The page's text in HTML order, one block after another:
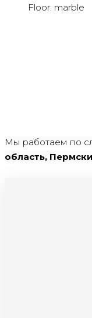
Floor: marble
Мы работаем по
область,